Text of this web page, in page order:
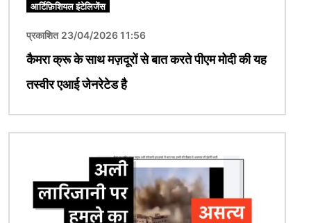
आर्टिफ़िशियल इंटेलिजेंस
प्रकाशित 23/04/2026 11:56
कैमरा क्रू के साथ मज़दूरों से बात करते पीएम मोदी की यह
तस्वीर एआई जेनरेटेड है